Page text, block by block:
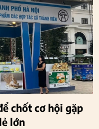
chốt cơ hội gặp
lớn